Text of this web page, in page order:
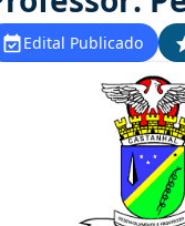
Edital Publicado